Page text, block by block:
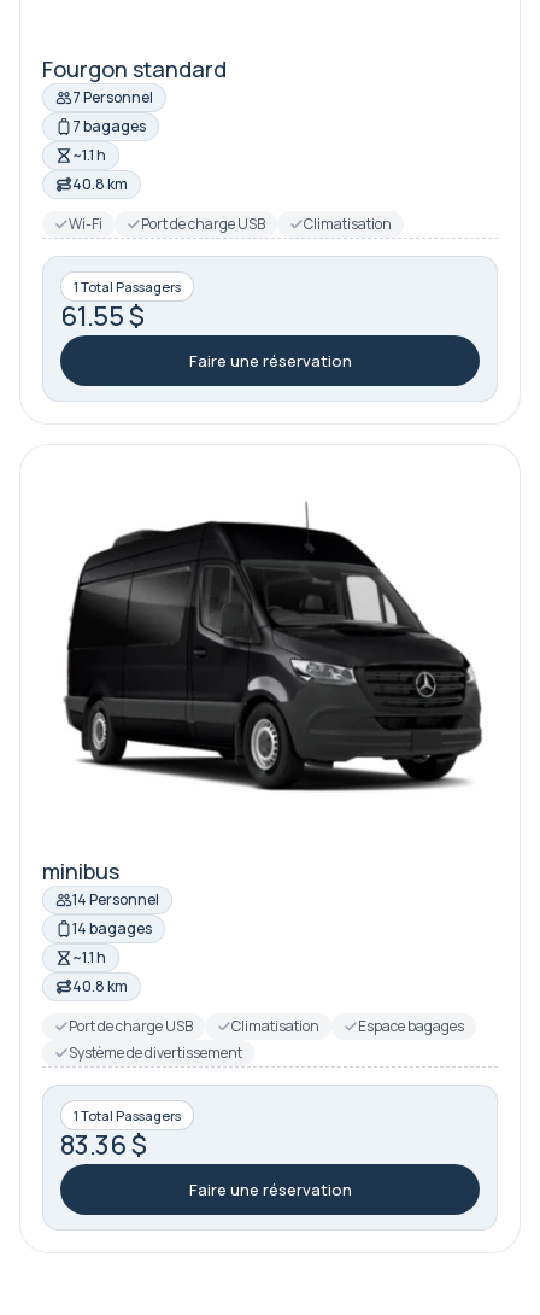
Fourgon standard
7 Personnel
7 bagages
~1.1 h
40.8 km
Wi-Fi
Port de charge USB Climatisation
1 Total Passagers
61.55 $
Faire une réservation
minibus
14 Personnel
14 bagages
~1.1 h
40.8 km
Port de charge USB
Climatisation
Espace bagages
Système de divertissement
1 Total Passagers
83.36 $
Faire une réservation